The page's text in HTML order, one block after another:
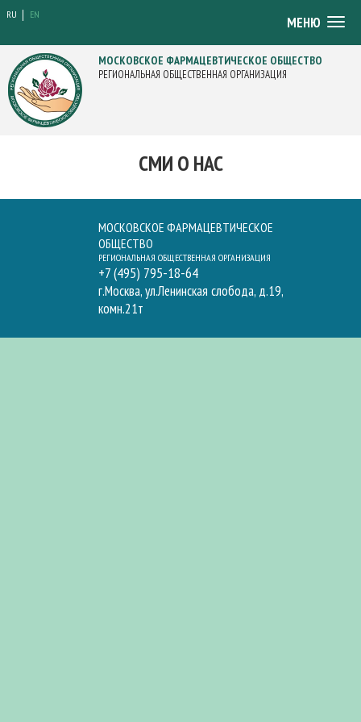
RU EN МЕНЮ
МОСКОВСКОЕ ФАРМАЦЕВТИЧЕСКОЕ ОБЩЕСТВО
РЕГИОНАЛЬНАЯ ОБЩЕСТВЕННАЯ ОРГАНИЗАЦИЯ
СМИ О НАС
МОСКОВСКОЕ ФАРМАЦЕВТИЧЕСКОЕ
ОБЩЕСТВО
РЕГИОНАЛЬНАЯ ОБЩЕСТВЕННАЯ ОРГАНИЗАЦИЯ
+7 (495) 795-18-64
г.Москва, ул.Ленинская слобода, д.19,
комн.21т